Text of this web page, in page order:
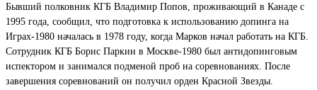
Бывший полковник КГБ Владимир Попов, проживающий в Канаде с
1995 года, сообщил, что подготовка к использованию допинга на
Играх-1980 началась в 1978 году, когда Марков начал работать на КГБ.
Сотрудник КГБ Борис Паркин в Москве-1980 был антидопинговым
испектором и занимался подменой проб на соревнованиях. После
завершения соревнований он получил орден Красной Звезды.